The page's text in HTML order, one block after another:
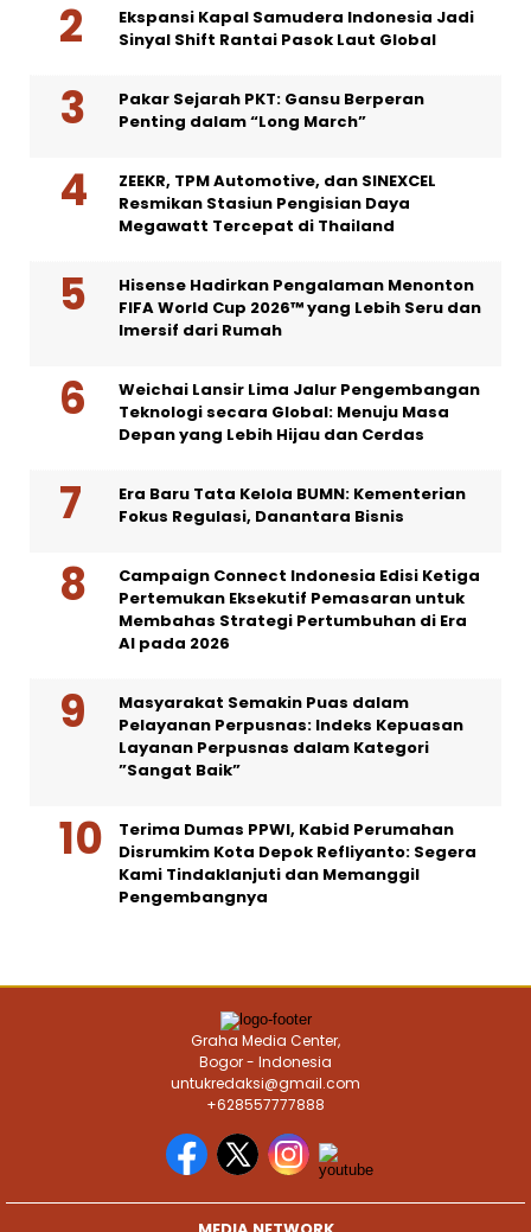
Ekspansi Kapal Samudera Indonesia Jadi
Sinyal Shift Rantai Pasok Laut Global
Pakar Sejarah PKT: Gansu Berperan
Penting dalam “Long March”
ZEEKR, TPM Automotive, dan SINEXCEL
Resmikan Stasiun Pengisian Daya
Megawatt Tercepat di Thailand
Hisense Hadirkan Pengalaman Menonton
FIFA World Cup 2026™ yang Lebih Seru dan
Imersif dari Rumah
Weichai Lansir Lima Jalur Pengembangan
Teknologi secara Global: Menuju Masa
Depan yang Lebih Hijau dan Cerdas
Era Baru Tata Kelola BUMN: Kementerian
Fokus Regulasi, Danantara Bisnis
Campaign Connect Indonesia Edisi Ketiga
Pertemukan Eksekutif Pemasaran untuk
Membahas Strategi Pertumbuhan di Era
AI pada 2026
Masyarakat Semakin Puas dalam
Pelayanan Perpusnas: Indeks Kepuasan
Layanan Perpusnas dalam Kategori
”Sangat Baik”
Terima Dumas PPWI, Kabid Perumahan
Disrumkim Kota Depok Refliyanto: Segera
Kami Tindaklanjuti dan Memanggil
Pengembangnya
Graha Media Center,
Bogor - Indonesia
untukredaksi@gmail.com
+628557777888